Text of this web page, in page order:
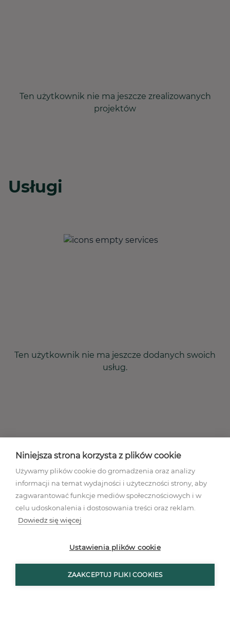
Ten użytkownik nie ma jeszcze zrealizowanych
projektów
Usługi
Ten użytkownik nie ma jeszcze dodanych swoich
usług.
Polityka prywatności
Mapa stron
Ustawienia plików cookies
Niniejsza strona korzysta z plików cookie
Używamy plików cookie do gromadzenia oraz analizy
informacji na temat wydajności i użyteczności strony, aby
zagwarantować funkcje mediów społecznościowych i w
celu udoskonalenia i dostosowania treści oraz reklam.
Dowiedz się więcej
Ustawienia plików cookie
ZAAKCEPTUJ PLIKI COOKIES